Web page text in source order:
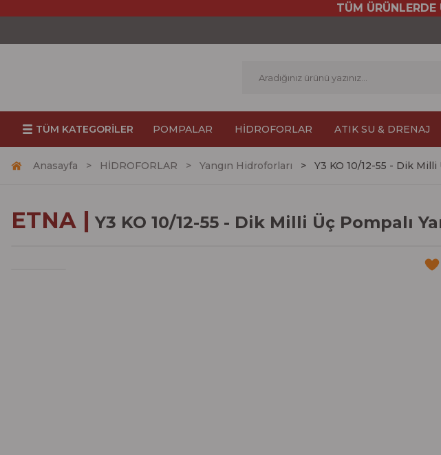
TÜM
TÜM KATEGORİLER POMPALAR HİDROFORLAR ATIK SU & DRENAJ
Anasayfa HİDROFORLAR Yangın Hidroforları Y3 KO 10/12-55 - Dik
ETNA | Y3 KO 10/12-55 - Dik Milli Üç Pompalı